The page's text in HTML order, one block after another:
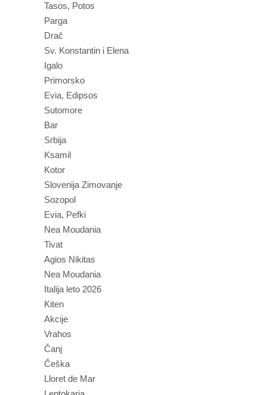
Tasos, Potos
Parga
Drač
Sv. Konstantin i Elena
Igalo
Primorsko
Evia, Edipsos
Sutomore
Bar
Srbija
Ksamil
Kotor
Slovenija Zimovanje
Sozopol
Evia, Pefki
Nea Moudania
Tivat
Agios Nikitas
Nea Moudania
Italija leto 2026
Kiten
Akcije
Vrahos
Čanj
Češka
Lloret de Mar